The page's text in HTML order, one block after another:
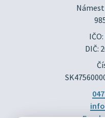
DIČ: